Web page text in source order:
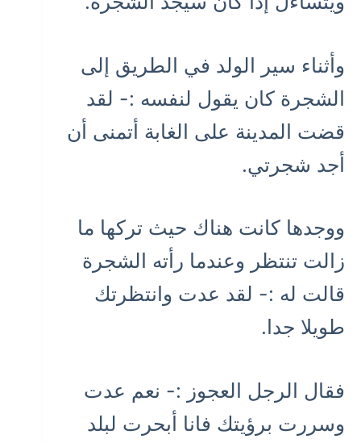
وأثناء سير الولد في الطريق إلى
الشجرة كان يقول لنفسه :- لقد
قضت المدينة على الغابة أتمنى أن
أجد شجرتي.
ووجدها كانت هناك حيث تركها ما
زالت تنتظر وعندما رأته الشجرة
قالت له :- لقد عدت وانتظرتك
طويلا جدا.
فقال الرجل العجوز :- نعم عدت
وسررت برؤيتك فانا أبحرت لبلد